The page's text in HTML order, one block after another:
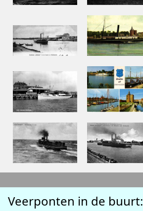
Veerponten in de buurt: